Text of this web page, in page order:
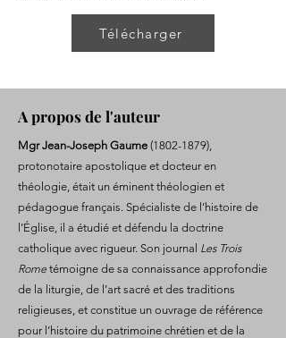
Télécharger
A propos de l'auteur
Mgr Jean-Joseph Gaume (1802-1879),
protonotaire apostolique et docteur en
théologie, était un éminent théologien et
pédagogue français. Spécialiste de l’histoire de
l’Église, il a étudié et défendu la doctrine
catholique avec rigueur. Son journal Les Trois
Rome témoigne de sa connaissance approfondie
de la liturgie, de l’art sacré et des traditions
religieuses, et constitue un ouvrage de référence
pour l’histoire du patrimoine chrétien et de la